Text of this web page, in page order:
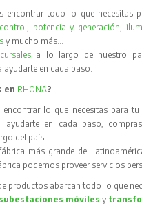
encontrar todo lo que necesitas
, potencia y generación,
y mucho más…
a lo largo de nuestro
ayudarte en cada paso.
en RHONA?
encontrar lo que necesitas para tu
ayudarte en cada paso,
del país.
más grande de
podemos proveer servicios
productos abarcan todo lo que
subestaciones móvilesy